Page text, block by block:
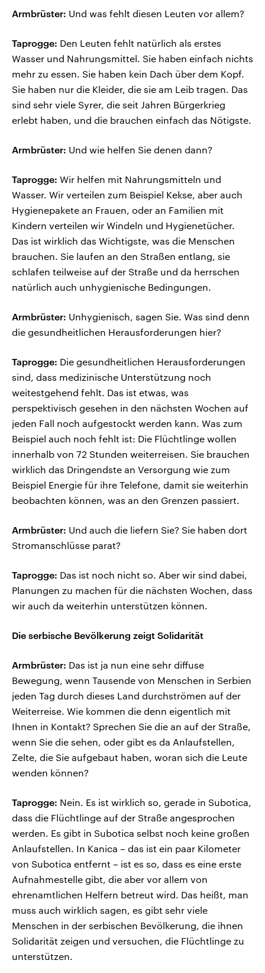
Armbrüster: Und was fehlt diesen Leuten vor allem?
Taprogge: Den Leuten fehlt natürlich als erstes
Wasser und Nahrungsmittel. Sie haben einfach nichts
mehr zu essen. Sie haben kein Dach über dem Kopf.
Sie haben nur die Kleider, die sie am Leib tragen. Das
sind sehr viele Syrer, die seit Jahren Bürgerkrieg
erlebt haben, und die brauchen einfach das Nötigste.
Armbrüster: Und wie helfen Sie denen dann?
Taprogge: Wir helfen mit Nahrungsmitteln und
Wasser. Wir verteilen zum Beispiel Kekse, aber auch
Hygienepakete an Frauen, oder an Familien mit
Kindern verteilen wir Windeln und Hygienetücher.
Das ist wirklich das Wichtigste, was die Menschen
brauchen. Sie laufen an den Straßen entlang, sie
schlafen teilweise auf der Straße und da herrschen
natürlich auch unhygienische Bedingungen.
Armbrüster: Unhygienisch, sagen Sie. Was sind denn
die gesundheitlichen Herausforderungen hier?
Taprogge: Die gesundheitlichen Herausforderungen
sind, dass medizinische Unterstützung noch
weitestgehend fehlt. Das ist etwas, was
perspektivisch gesehen in den nächsten Wochen auf
jeden Fall noch aufgestockt werden kann. Was zum
Beispiel auch noch fehlt ist: Die Flüchtlinge wollen
innerhalb von 72 Stunden weiterreisen. Sie brauchen
wirklich das Dringendste an Versorgung wie zum
Beispiel Energie für ihre Telefone, damit sie weiterhin
beobachten können, was an den Grenzen passiert.
Armbrüster: Und auch die liefern Sie? Sie haben dort
Stromanschlüsse parat?
Taprogge: Das ist noch nicht so. Aber wir sind dabei,
Planungen zu machen für die nächsten Wochen, dass
wir auch da weiterhin unterstützen können.
Die serbische Bevölkerung zeigt Solidarität
Armbrüster: Das ist ja nun eine sehr diffuse
Bewegung, wenn Tausende von Menschen in Serbien
jeden Tag durch dieses Land durchströmen auf der
Weiterreise. Wie kommen die denn eigentlich mit
Ihnen in Kontakt? Sprechen Sie die an auf der Straße,
wenn Sie die sehen, oder gibt es da Anlaufstellen,
Zelte, die Sie aufgebaut haben, woran sich die Leute
wenden können?
Taprogge: Nein. Es ist wirklich so, gerade in Subotica,
dass die Flüchtlinge auf der Straße angesprochen
werden. Es gibt in Subotica selbst noch keine großen
Anlaufstellen. In Kanica – das ist ein paar Kilometer
von Subotica entfernt – ist es so, dass es eine erste
Aufnahmestelle gibt, die aber vor allem von
ehrenamtlichen Helfern betreut wird. Das heißt, man
muss auch wirklich sagen, es gibt sehr viele
Menschen in der serbischen Bevölkerung, die ihnen
Solidarität zeigen und versuchen, die Flüchtlinge zu
unterstützen.